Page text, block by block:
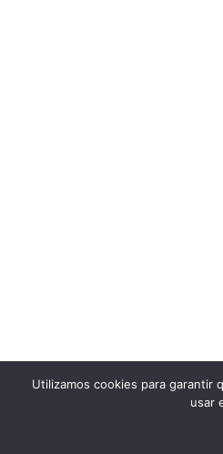
Utilizamos cookies para garantir
usar